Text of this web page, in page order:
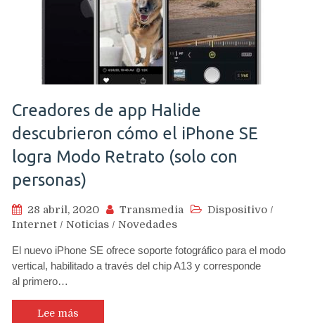
Creadores de app Halide
descubrieron cómo el iPhone SE
logra Modo Retrato (solo con
personas)
28 abril, 2020 Transmedia Dispositivo /
Internet / Noticias / Novedades
El nuevo iPhone SE ofrece soporte fotográfico para el modo
vertical, habilitado a través del chip A13 y corresponde
al primero…
Lee más